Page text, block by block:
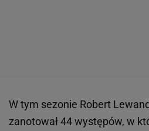
W tym sezonie Robert
zanotował 44 występów, w